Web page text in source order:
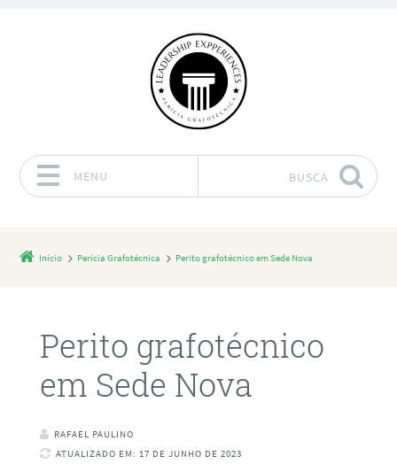
MENU BUSCA
Início Perícia Grafotécnica Perito grafotécnico em Sede Nova
Perito grafotécnico
em Sede Nova
RAFAEL PAULINO
ATUALIZADO EM: 17 DE JUNHO DE 2023